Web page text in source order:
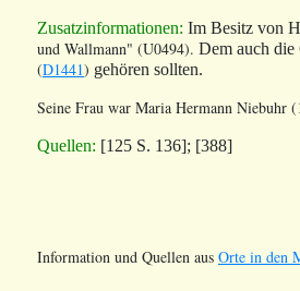
Zusatzinformationen: Im Besitz von
und Wallmann" (U0494). Dem auch die
(D1441) gehören sollten.
Seine Frau war Maria Hermann Niebuhr
Quellen: [125 S. 136]; [388]
Information und Quellen aus Orte in den